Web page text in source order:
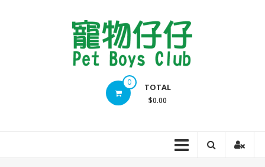
0 TOTAL
$0.00